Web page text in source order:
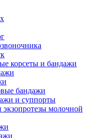
корсеты и бандажи
бандажи
и суппорты
экзопротезы молочной